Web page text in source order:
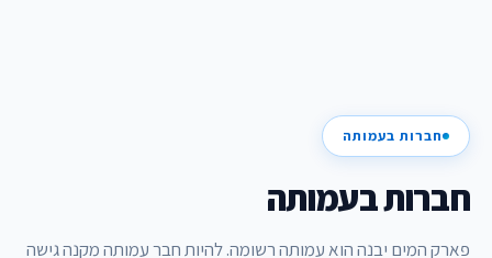
חברות בעמותה
חברות בעמותה
פארק המים יבנה הוא עמותה רשומה. להיות חבר עמותה מקנה גישה